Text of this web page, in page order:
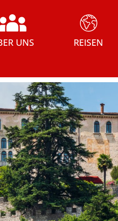
UNS
TEAM
REISEN
EVENT- UND
SPORTREISEN
FESTTAGSREISEN
MARKT- UND
MUSIK /
RUNDREISEN
UND
WEINREISEN
Adventsreisen